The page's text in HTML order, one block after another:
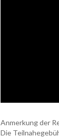
Anmerkung der
Die